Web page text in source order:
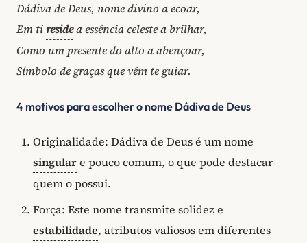
Dádiva de Deus, nome divino a ecoar,
Em ti residea essência celeste a brilhar,
Como um presente do alto a abençoar,
Símbolo de graças que vêm te guiar.
4 motivos para escolher o nome Dádiva de Deus
Originalidade: Dádiva de Deus é um nome
singulare pouco comum, o que pode destacar
quem o possui.
Força: Este nome transmite solidez e
estabilidade, atributos valiosos em diferentes